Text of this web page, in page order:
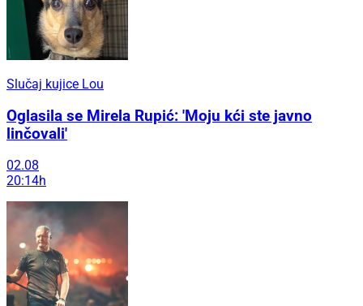
Slučaj kujice Lou
Oglasila se Mirela Rupić: 'Moju kći ste javno
linčovali'
02.08
20:14h